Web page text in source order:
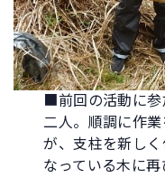
■前回の活動に参
二人。順調に作
が、支柱を新し
なっている木に